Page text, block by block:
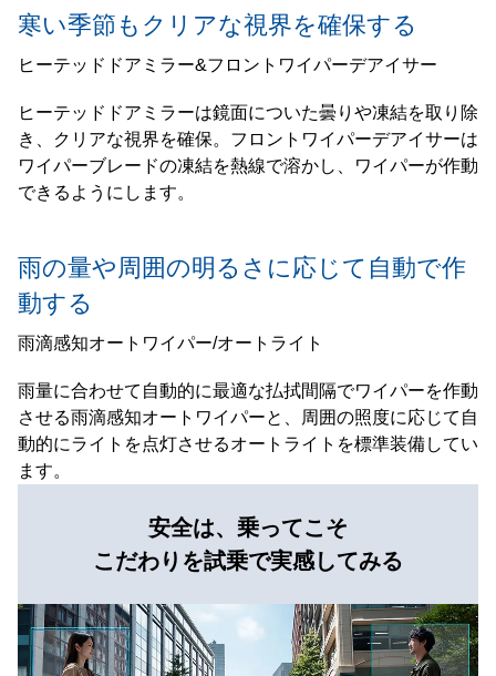
寒い季節もクリアな視界を確保する
ヒーテッドドアミラー&フロントワイパーデアイサー
ヒーテッドドアミラーは鏡面についた曇りや凍結を取り除
き、クリアな視界を確保。フロントワイパーデアイサーは
ワイパーブレードの凍結を熱線で溶かし、ワイパーが作動
できるようにします。
雨の量や周囲の明るさに応じて自動で作
動する
雨滴感知オートワイパー/オートライト
雨量に合わせて自動的に最適な払拭間隔でワイパーを作動
させる雨滴感知オートワイパーと、周囲の照度に応じて自
動的にライトを点灯させるオートライトを標準装備してい
ます。
安全は、乗ってこそ
こだわりを試乗で実感してみる